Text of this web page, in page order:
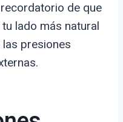
de que
lado más natural
presiones